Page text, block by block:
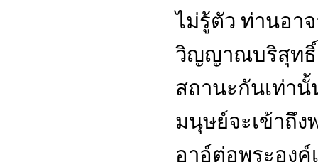
ไม่รู้ตัว ท่านอา
วิญญาณบริสุทธิ์
สถานะกันเท่านั้
มนุษย์จะเข้าถึง
อาอ์ต่อพระองค์